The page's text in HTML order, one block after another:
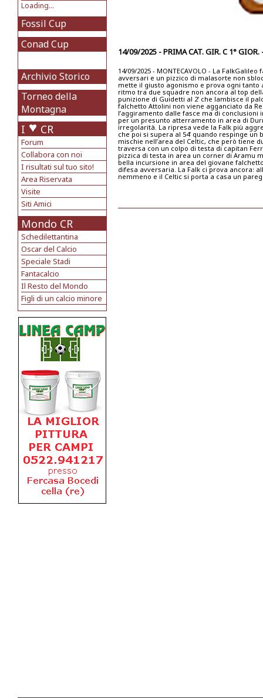
Loading...
Fossil Cup
Conad Cup
Archivio Storico
Torneo della
Montagna
I CR
Forum
Collabora con noi
I risultati sul tuo sito!
Area Riservata
Visite
Siti Amici
Mondo CR
Schedilettantina
Oscar del Calcio
Speciale Stadi
Fantacalcio
Il Resto del Mondo
Figli di un calcio minore
14/09/2025 - PRIMA CAT. GIR. C 1° GIOR.
14/09/2025 - MONTECAVOLO - La
avversari e un pizzico di malasorte non
mette il giusto agonismo e prova ogni
ritmo tra due squadre non ancora al top
punizione di Guidetti al 2’ che lambisce il
falchetto Attolini non viene agganciato da
l’aggiramento dalle fasce ma di conclusioni
per un presunto atterramento in area di
irregolarità. La ripresa vede la Falk più
che poi si supera al 54’ quando respinge
mischie nell’area del Celtic, che però tiene
traversa con un colpo di testa di capitan
pizzica di testa in area un corner di Aramu
bella incursione in area del giovane
difesa avversaria. La Falk ci prova ancora:
nemmeno e il Celtic si porta a casa un